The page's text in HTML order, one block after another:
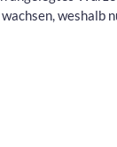
weshalb